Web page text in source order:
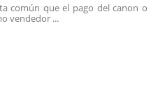
común que el pago del canon o
vendedor ...